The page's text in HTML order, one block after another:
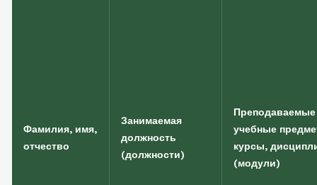
Фамилия, имя,
отчество
Занимаемая
должность
(должности)
Преподаваемые
учебные
курсы,
(модули)